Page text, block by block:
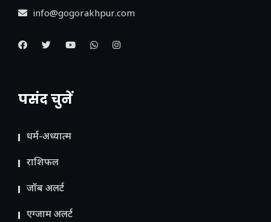
info@gogorakhpur.com
पसंद चुनें
धर्म-अध्यात्म
राशिफल
जॉब अलर्ट
एग्जाम अलर्ट